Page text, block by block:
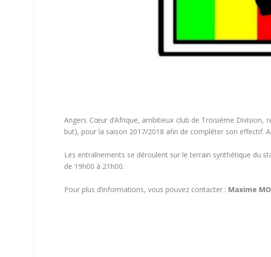
Angers Cœur d’Afrique, ambitieux club de Troisième Division,
but), pour la saison 2017/2018 afin de compléter son effectif.
Les entraînements se déroulent sur le terrain synthétique du
de 19h00 à 21h00.
Pour plus d’informations, vous pouvez contacter : Maxime